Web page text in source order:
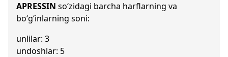
APRESSIN so‘zidagi barcha harflarning va
bo‘g‘inlarning soni:
unlilar: 3
undoshlar: 5